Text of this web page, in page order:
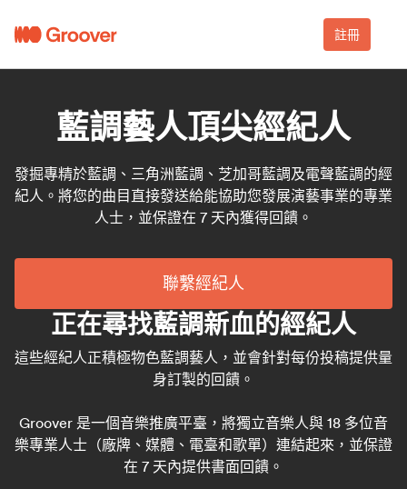
註冊
藍調藝人頂尖經紀人
發掘專精於藍調、三角洲藍調、芝加哥藍調及電聲藍調的經
紀人。將您的曲目直接發送給能協助您發展演藝事業的專業
人士，並保證在 7 天內獲得回饋。
聯繫經紀人
正在尋找藍調新血的經紀人
這些經紀人正積極物色藍調藝人，並會針對每份投稿提供量
身訂製的回饋。
Groover 是一個音樂推廣平臺，將獨立音樂人與 18 多位音
樂專業人士（廠牌、媒體、電臺和歌單）連結起來，並保證
在 7 天內提供書面回饋。